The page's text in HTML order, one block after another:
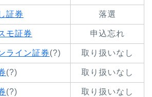
証券 落選
モ証券 申込忘れ
ライン証券(?) 取り扱いなし
(?) 取り扱いなし
(?) 取り扱いなし